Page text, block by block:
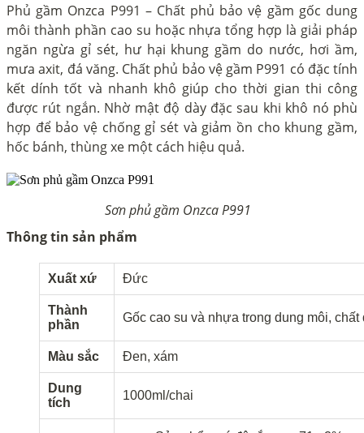
Phủ gầm Onzca P991 – Chất phủ bảo vệ gầm gốc dung
môi thành phần cao su hoặc nhựa tổng hợp là giải pháp
ngăn ngừa gỉ sét, hư hại khung gầm do nước, hơi ầm,
mưa axit, đá văng. Chất phủ bảo vệ gầm P991 có đặc tính
kết dính tốt và nhanh khô giúp cho thời gian thi công
được rút ngắn. Nhờ mật độ dày đặc sau khi khô nó phù
hợp để bảo vệ chống gỉ sét và giảm ồn cho khung gầm,
hốc bánh, thùng xe một cách hiệu quả.
Sơn phủ gầm Onzca P991
Thông tin sản phẩm
Xuất xứ Đức
Thành
phần
Gốc cao su và nhựa trong dung môi,
Màu sắc Đen, xám
Dung
tích
1000ml/chai